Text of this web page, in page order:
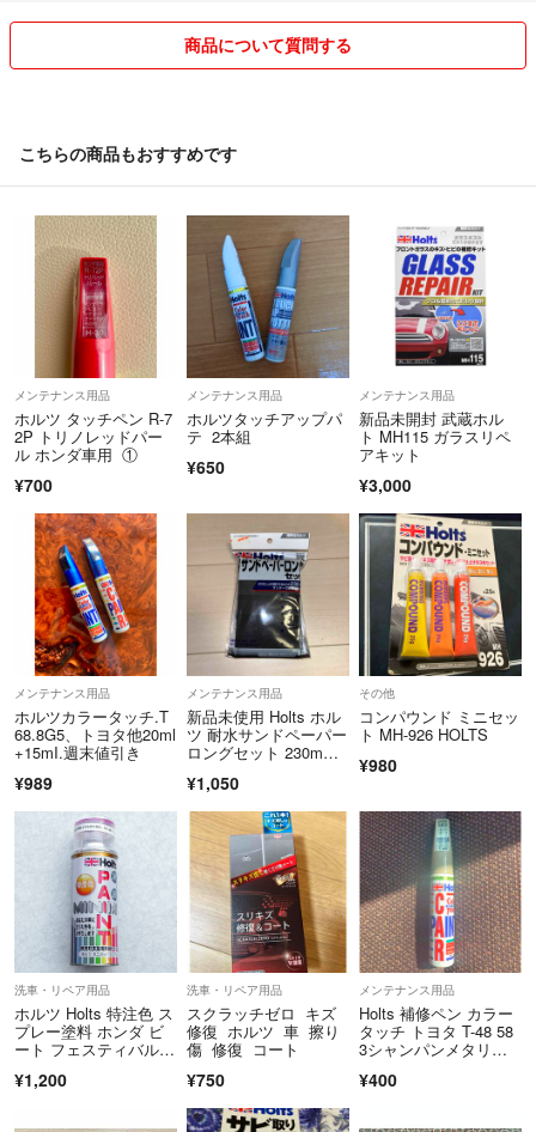
商品について質問する
こちらの商品もおすすめです
メンテナンス用品
ホルツ タッチペン R-7
2P トリノレッドパー
ル ホンダ車用 ①
¥700
メンテナンス用品
ホルツタッチアップパ
テ 2本組
¥650
メンテナンス用品
新品未開封 武蔵ホル
ト MH115 ガラスリペ
アキット
¥3,000
メンテナンス用品
ホルツカラータッチ.T
68.8G5、トヨタ他20ml
+15mI.週末値引き
¥989
メンテナンス用品
新品未使用 Holts ホル
ツ 耐水サンドペーパー
ロングセット 230m
¥1,050
その他
コンパウンド ミニセッ
ト MH-926 HOLTS
¥980
洗車・リペア用品
ホルツ Holts 特注色 ス
プレー塗料 ホンダ ビ
ート フェスティバルレ
¥1,200
洗車・リペア用品
スクラッチゼロ キズ
修復 ホルツ 車 擦り
傷 修復 コート
¥750
メンテナンス用品
Holts 補修ペン カラー
タッチ トヨタ T-48 58
3シャンパンメタリッ
¥400